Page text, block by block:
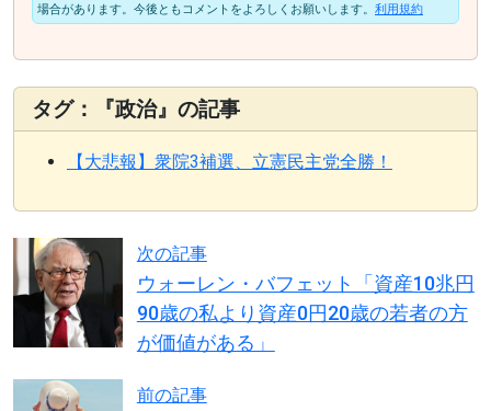
場合があります。今後ともコメントをよろしくお願いします。 利用規約
タグ：『政治』の記事
【大悲報】衆院3補選、立憲民主党全勝！
次の記事
ウォーレン・バフェット「資産10兆円
90歳の私より資産0円20歳の若者の方
が価値がある」
前の記事